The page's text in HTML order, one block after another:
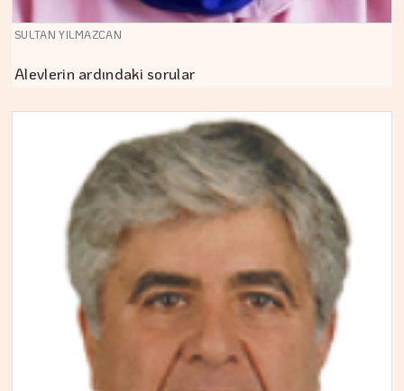
SULTAN YILMAZCAN
Alevlerin ardındaki sorular